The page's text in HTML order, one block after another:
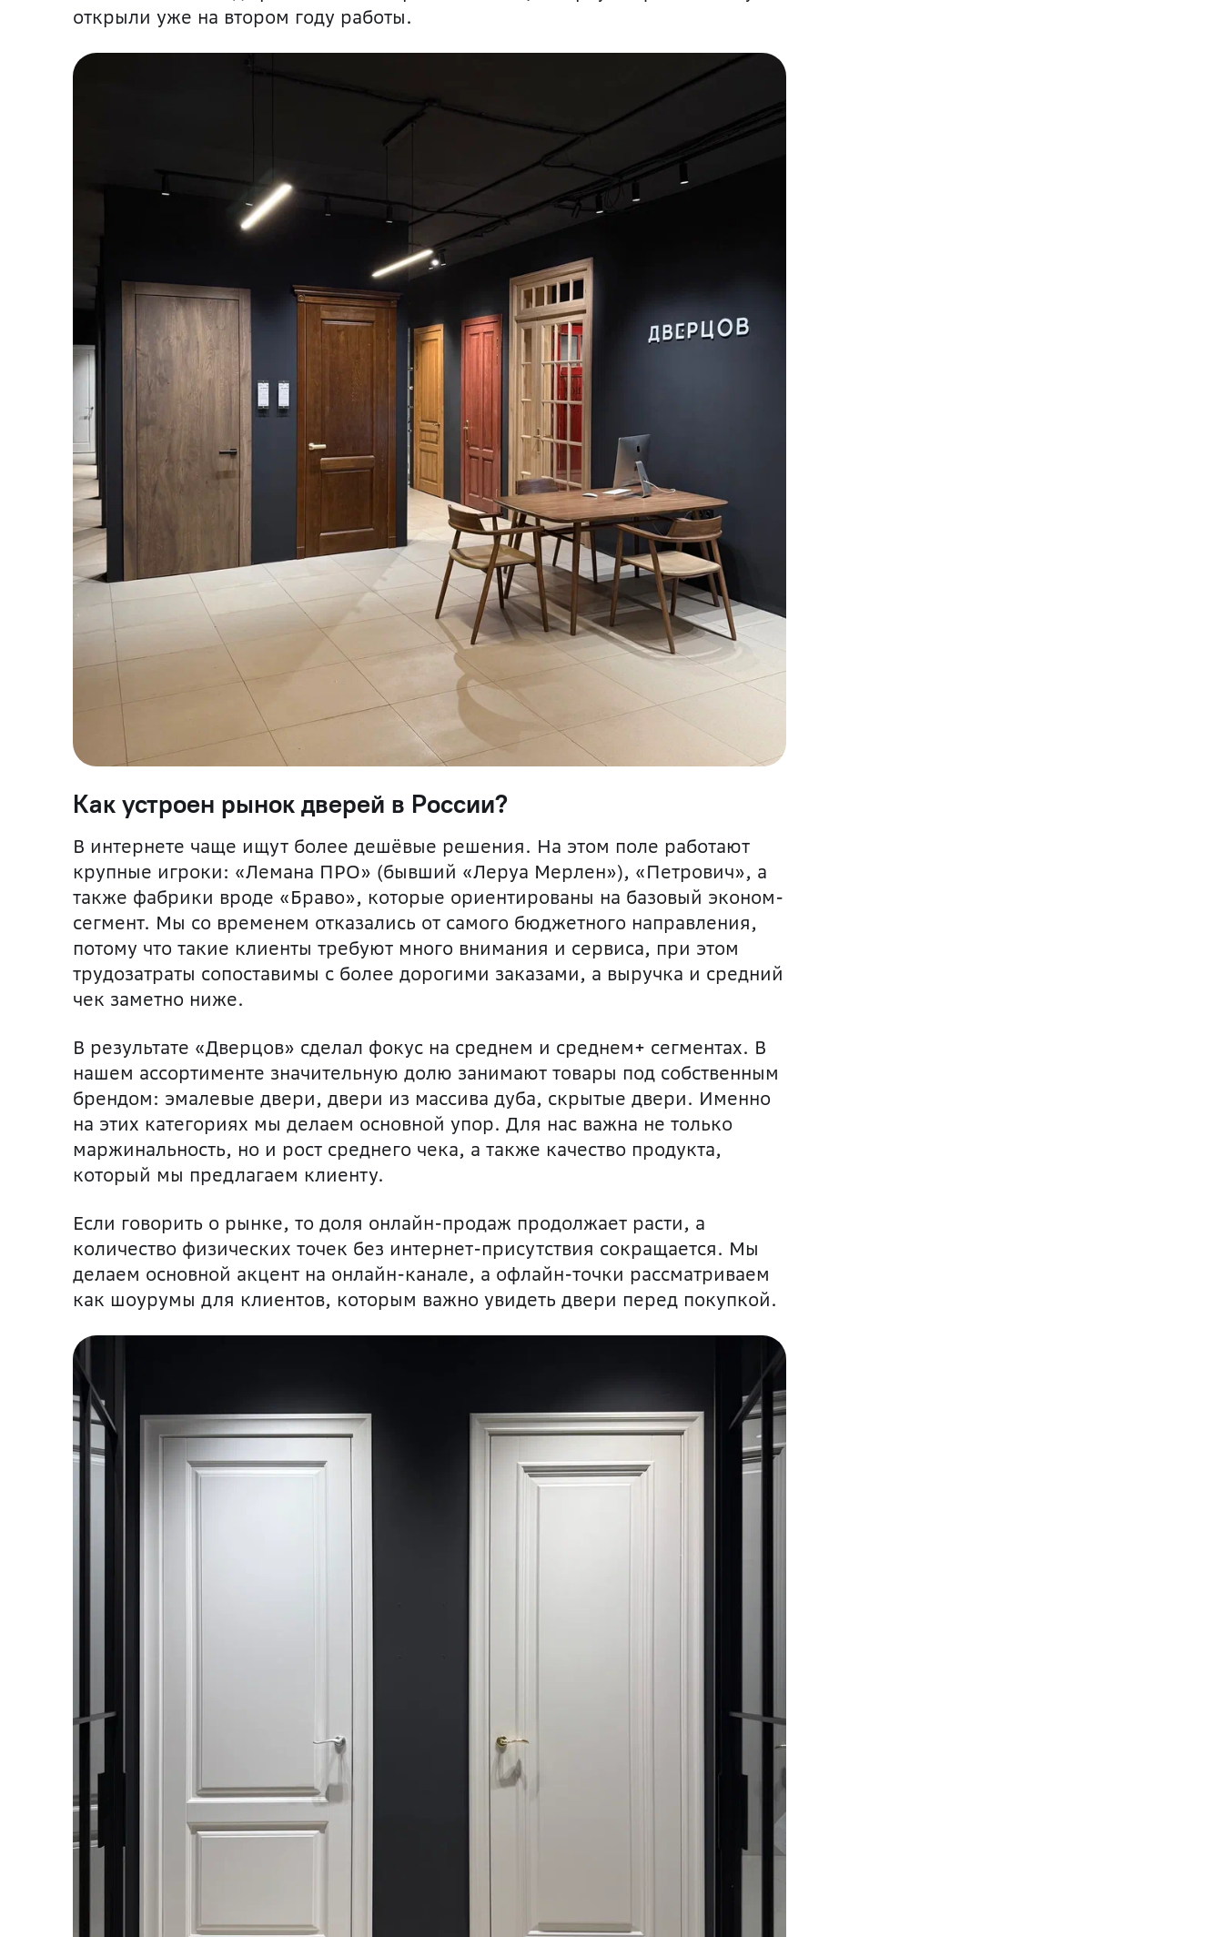
открыли уже на втором году работы.
Как устроен рынок дверей в России?
В интернете чаще ищут более дешёвые решения. На этом поле работают
крупные игроки: «Лемана ПРО» (бывший «Леруа Мерлен»), «Петрович», а
также фабрики вроде «Браво», которые ориентированы на базовый эконом-
сегмент. Мы со временем отказались от самого бюджетного направления,
потому что такие клиенты требуют много внимания и сервиса, при этом
трудозатраты сопоставимы с более дорогими заказами, а выручка и средний
чек заметно ниже.
В результате «Дверцов» сделал фокус на среднем и среднем+ сегментах. В
нашем ассортименте значительную долю занимают товары под собственным
брендом: эмалевые двери, двери из массива дуба, скрытые двери. Именно
на этих категориях мы делаем основной упор. Для нас важна не только
маржинальность, но и рост среднего чека, а также качество продукта,
который мы предлагаем клиенту.
Если говорить о рынке, то доля онлайн-продаж продолжает расти, а
количество физических точек без интернет-присутствия сокращается. Мы
делаем основной акцент на онлайн-канале, а офлайн-точки рассматриваем
как шоурумы для клиентов, которым важно увидеть двери перед покупкой.